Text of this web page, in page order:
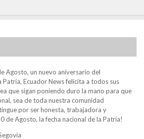
Agosto, un nuevo aniversario del
Patria, Ecuador News felicita a todos sus
que sigan poniendo duro la mano para que
sea de toda nuestra comunidad
por ser honesta, trabajadora y
de Agosto, la fecha nacional de la Patria!